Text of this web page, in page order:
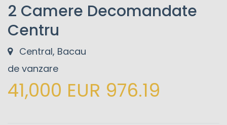
2 Camere Decomandate
Centru
Central, Bacau
de vanzare
41,000 EUR 976.19